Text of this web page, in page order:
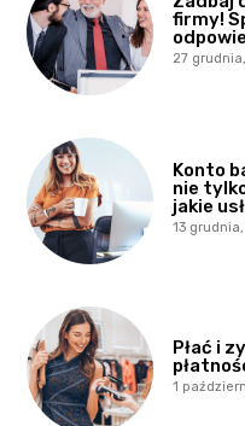
firmy!
27
Konto
nie
jakie
13
Płać i
1